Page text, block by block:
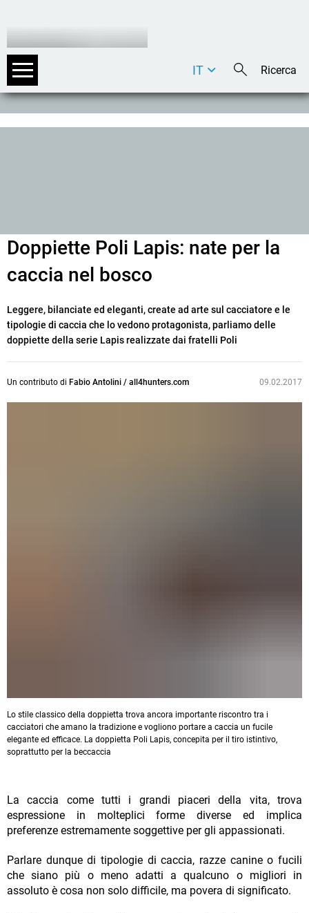
DE
IT
Doppiette Poli Lapis: nate per la
caccia nel bosco
Leggere, bilanciate ed eleganti, create ad arte sul cacciatore e le
tipologie di caccia che lo vedono protagonista, parliamo delle
doppiette della serie Lapis realizzate dai fratelli Poli
Un contributo di Fabio Antolini / all4hunters.com 09.02.2017
Lo stile classico della doppietta trova ancora importante riscontro tra i
cacciatori che amano la tradizione e vogliono portare a caccia un fucile
elegante ed efficace. La doppietta Poli Lapis, concepita per il tiro istintivo,
soprattutto per la beccaccia
La caccia come tutti i grandi piaceri della vita, trova
espressione in molteplici forme diverse ed implica
preferenze estremamente soggettive per gli appassionati.
Parlare dunque di tipologie di caccia, razze canine o fucili
che siano più o meno adatti a qualcuno o migliori in
assoluto è cosa non solo difficile, ma povera di significato.